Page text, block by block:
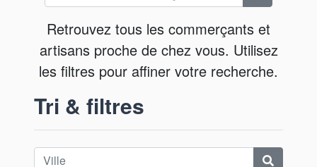
Retrouvez tous les commerçants et
artisans proche de chez vous. Utilisez
les filtres pour affiner votre recherche.
Tri & filtres